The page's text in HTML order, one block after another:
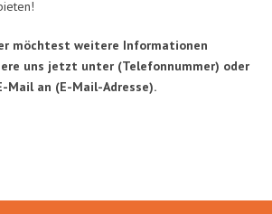
möchtest weitere Informationen
uns jetzt unter (Telefonnummer) oder
Mail an (E-Mail-Adresse).